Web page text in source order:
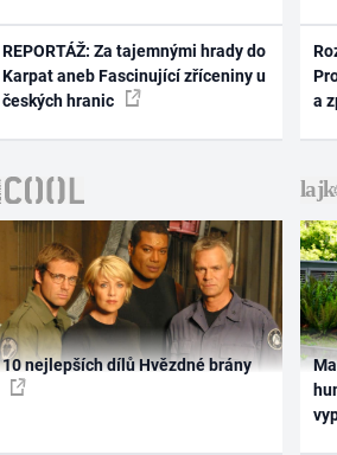
REPORTÁŽ: Za tajemnými hrady do
Karpat aneb Fascinující zříceniny u
českých hranic
a
10 nejlepších dílů Hvězdné brány